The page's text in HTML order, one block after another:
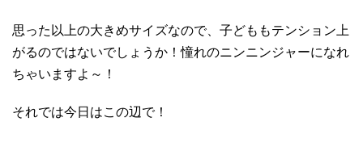
思った以上の大きめサイズなので、子どももテンション上
がるのではないでしょうか！憧れのニンニンジャーになれ
ちゃいますよ～！
それでは今日はこの辺で！